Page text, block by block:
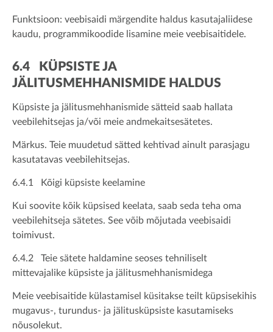
Funktsioon: veebisaidi märgendite haldus kasutajaliidese
kaudu, programmikoodide lisamine meie veebisaitidele.
6.4 KÜPSISTE JA
JÄLITUSMEHHANISMIDE HALDUS
Küpsiste ja jälitusmehhanismide sätteid saab hallata
veebilehitsejas ja/või meie andmekaitsesätetes.
Märkus. Teie muudetud sätted kehtivad ainult parasjagu
kasutatavas veebilehitsejas.
6.4.1 Kõigi küpsiste keelamine
Kui soovite kõik küpsised keelata, saab seda teha oma
veebilehitseja sätetes. See võib mõjutada veebisaidi
toimivust.
6.4.2 Teie sätete haldamine seoses tehniliselt
mittevajalike küpsiste ja jälitusmehhanismidega
Meie veebisaitide külastamisel küsitakse teilt küpsisekihis
mugavus-, turundus- ja jälitusküpsiste kasutamiseks
nõusolekut.